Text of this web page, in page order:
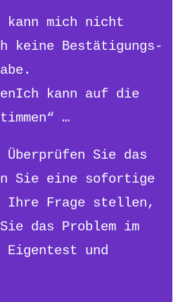
mich nicht
keine Bestätigungs-
kann auf die
…
Überprüfen Sie das
Sie eine sofortige
Ihre Frage stellen,
das Problem im
Eigentest und